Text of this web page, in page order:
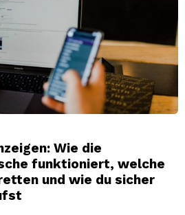
Wie die
funktioniert, welche
und wie du sicher